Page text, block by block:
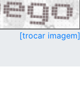
[trocar imagem]